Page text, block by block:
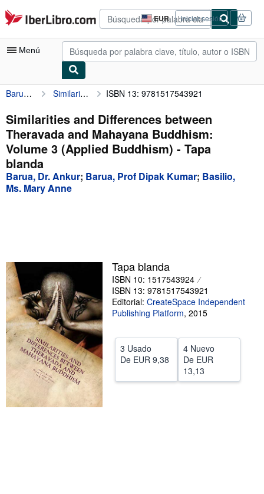
Pasar al contenido principal
IberLibro.com EUR
Preferencias
de
compra
del
Iniciar sesión
Menú
Mi cuenta
Consultar mis pedidos
Búsqueda avanzada
Colecciones
Libros antiguos
Arte y coleccionismo
Ayuda
CERRAR
Barua, Dr. Ankur Similarities and Differences between Theravada and Mahayana Buddhism: Volume 3 (Applied Buddhism) ISBN 13: 9781517543921
Similarities and Differences between
Theravada and Mahayana Buddhism:
Volume 3 (Applied Buddhism) - Tapa
blanda
Barua, Dr. Ankur; Barua, Prof Dipak Kumar; Basilio,
Ms. Mary Anne
Tapa blanda
ISBN 10: 1517543924
ISBN 13: 9781517543921
Editorial: CreateSpace Independent
Publishing Platform, 2015
3 Usado
De EUR 9,38
4 Nuevo
De EUR
13,13